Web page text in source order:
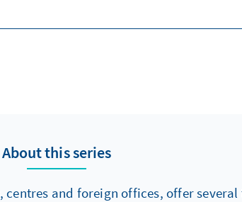
About this series
and foreign offices, offer